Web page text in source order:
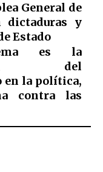
General de
dictaduras y
Estado
es la
del
en la política,
contra las